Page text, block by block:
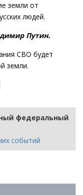
земли от
людей.
Путин.
СВО будет
земли.
федеральный
событий